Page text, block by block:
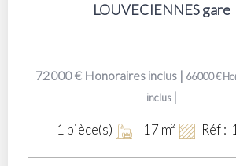
LOUVECIENNES gare
72 000 € Honoraires inclus | 66 000 €
inclus |
1 pièce(s) 17 m² Réf :